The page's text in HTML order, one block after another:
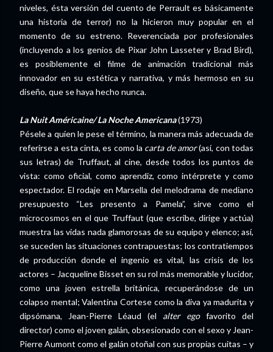
niveles, ésta versión del cuento de Perrault es básicamente
una historia de terror) no la hicieron muy popular en el
momento de su estreno. Reverenciada por profesionales
(incluyendo a los genios de Pixar John Lasseter y Brad Bird),
es posiblemente el filme de animación tradicional más
innovador en su estética y narrativa, y más hermoso en su
diseño, que se haya hecho nunca.
La Nuit Américaine/ La Noche Americana(1973)
Pésele a quien le pese el término, la manera más adecuada de
referirse a esta cinta, es como la carta de amor(así, con todas
sus letras) de Truffaut, al cine, desde todos los puntos de
vista: como oficial, como aprendiz, como intérprete y como
espectador. El rodaje en Marsella del melodrama de mediano
presupuesto “Les presento a Pamela”, sirve como el
microcosmos en el que Truffaut (que escribe, dirige y actúa)
muestra las vidas nada glamorosas de su equipo y elenco; así,
se suceden las situaciones contrapuestas; los contratiempos
de producción donde el ingenio es vital, las crisis de los
actores – Jacqueline Bisset en su rol más memorable y lucidor,
como una joven estrella británica, recuperándose de un
colapso mental; Valentina Cortese como la diva ya madurita y
dipsómana, Jean-Pierre Léaud (el alter egofavorito del
director) como el joven galán, obsesionado con el sexo y Jean-
Pierre Aumont como el galán otoñal con sus propias cuitas – y